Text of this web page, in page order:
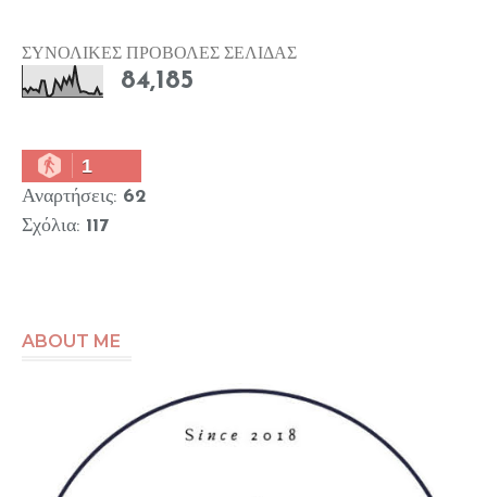
ΣΥΝΟΛΙΚΕΣ ΠΡΟΒΟΛΕΣ ΣΕΛΙΔΑΣ
84,185
1
Αναρτήσεις: 62
Σχόλια: 117
ABOUT ME